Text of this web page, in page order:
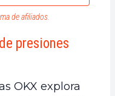
de afiliados.
presiones
OKX explora